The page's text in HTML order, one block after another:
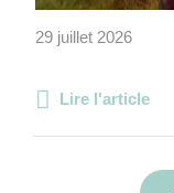
29 juillet 2026
Lire l'article